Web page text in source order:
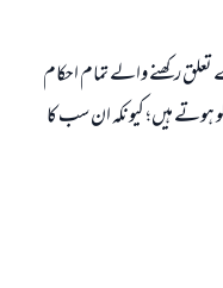
رکھنے والے تمام احکام
ہوتے ہیں؛ کیونکہ ان سب کا